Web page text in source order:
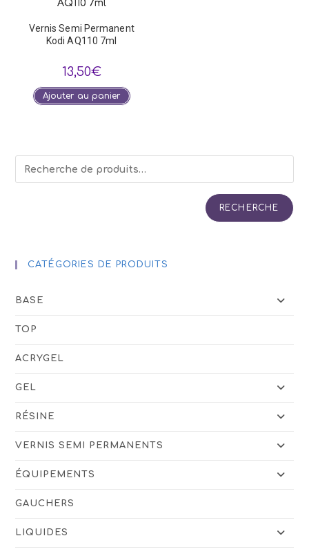
Vernis Semi Permanent
Kodi AQ110 7ml
13,50€
Ajouter au panier
RECHERCHE
CATÉGORIES DE PRODUITS
BASE
TOP
ACRYGEL
GEL
RÉSINE
VERNIS SEMI PERMANENTS
ÉQUIPEMENTS
GAUCHERS
LIQUIDES